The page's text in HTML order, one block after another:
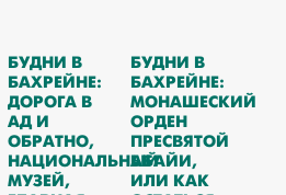
БУДНИ В
БАХРЕЙНЕ:
ДОРОГА В
АД И
ОБРАТНО,
НАЦИОНАЛЬНЫЙ
МУЗЕЙ,
БУДНИ В
БАХРЕЙНЕ:
МОНАШЕСКИЙ
ОРДЕН
ПРЕСВЯТОЙ
АБАЙИ,
ИЛИ КАК